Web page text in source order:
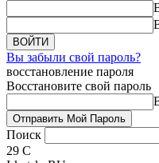
Вы забыли свой пароль?
восстановление пароля
Восстановите свой пароль
Поиск
29 C